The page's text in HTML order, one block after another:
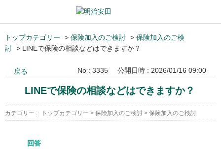
トップカテゴリー > 保険加入のご検討 > 保険加入のご検
討 > LINEで保険の相談などはできますか？
戻る No : 3335 公開日時 : 2026/01/16 09:00
LINEで保険の相談などはできますか？
カテゴリー : トップカテゴリー > 保険加入のご検討 > 保険加入のご検討
回答